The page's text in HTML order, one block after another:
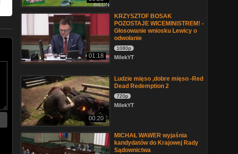
01:18
KRZYSZTOF BOSAK
POZOSTAJE WICEMINISTREM! -
Głosowanie wniosku Lewicy o
odwołanie
1080p
MilekYT
00:20
Ludzie mięso ,dobre mięso -Red
Dead Redemption 2
720p
MilekYT
MICHAŁ WAWER wyjaśnia
kandydatów do Krajowej Rady
Sądownictwa